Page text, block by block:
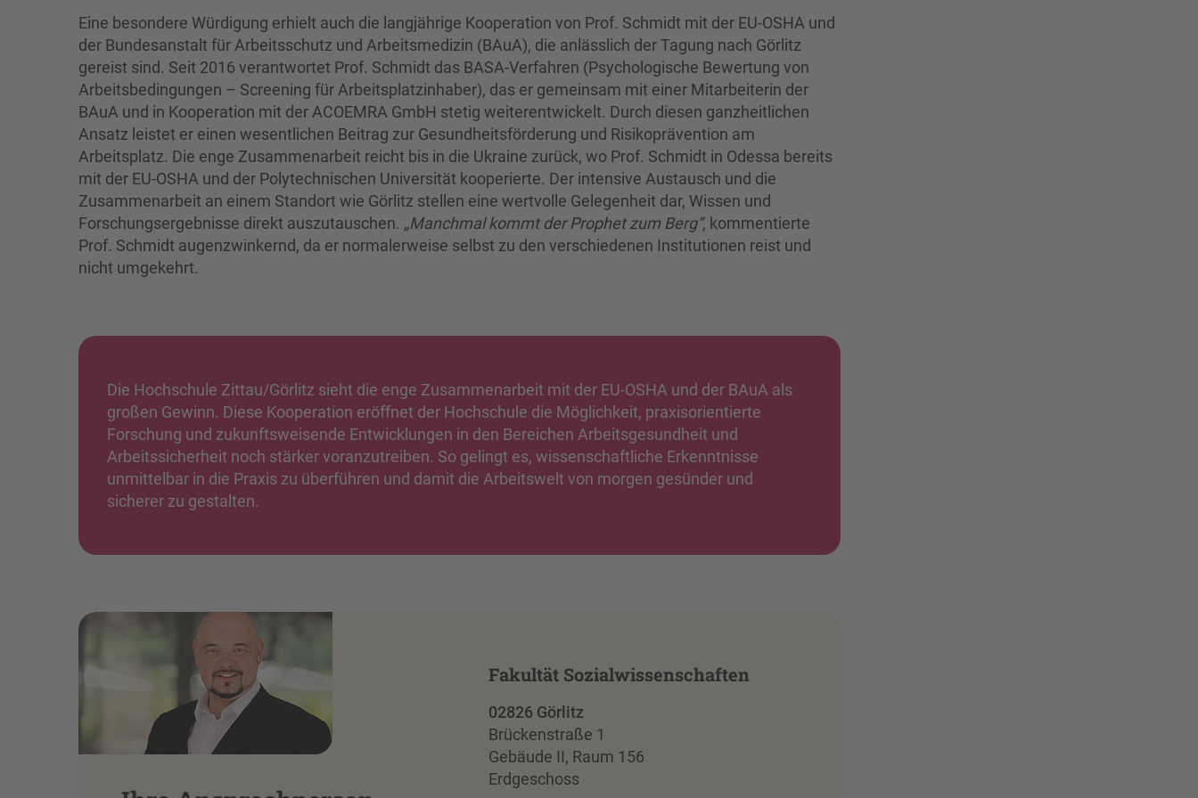
Eine besondere Würdigung erhielt auch die langjährige Kooperation von Prof. Schmidt mit der EU-OSHA und
der Bundesanstalt für Arbeitsschutz und Arbeitsmedizin (BAuA), die anlässlich der Tagung nach Görlitz
gereist sind. Seit 2016 verantwortet Prof. Schmidt das BASA-Verfahren (Psychologische Bewertung von
Arbeitsbedingungen – Screening für Arbeitsplatzinhaber), das er gemeinsam mit einer Mitarbeiterin der
BAuA und in Kooperation mit der ACOEMRA GmbH stetig weiterentwickelt. Durch diesen ganzheitlichen
Ansatz leistet er einen wesentlichen Beitrag zur Gesundheitsförderung und Risikoprävention am
Arbeitsplatz. Die enge Zusammenarbeit reicht bis in die Ukraine zurück, wo Prof. Schmidt in Odessa bereits
mit der EU-OSHA und der Polytechnischen Universität kooperierte. Der intensive Austausch und die
Zusammenarbeit an einem Standort wie Görlitz stellen eine wertvolle Gelegenheit dar, Wissen und
Forschungsergebnisse direkt auszutauschen. „Manchmal kommt der Prophet zum Berg“, kommentierte
Prof. Schmidt augenzwinkernd, da er normalerweise selbst zu den verschiedenen Institutionen reist und
nicht umgekehrt.
Die Hochschule Zittau/Görlitz sieht die enge Zusammenarbeit mit der EU-OSHA und der BAuA als
großen Gewinn. Diese Kooperation eröffnet der Hochschule die Möglichkeit, praxisorientierte
Forschung und zukunftsweisende Entwicklungen in den Bereichen Arbeitsgesundheit und
Arbeitssicherheit noch stärker voranzutreiben. So gelingt es, wissenschaftliche Erkenntnisse
unmittelbar in die Praxis zu überführen und damit die Arbeitswelt von morgen gesünder und
sicherer zu gestalten.
Fakultät Sozialwissenschaften
02826 Görlitz
Brückenstraße 1
Gebäude II, Raum 156
Erdgeschoss